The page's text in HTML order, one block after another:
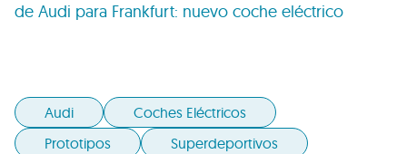
de Audi para Frankfurt: nuevo coche eléctrico
Audi
Coches Eléctricos
Prototipos
Superdeportivos